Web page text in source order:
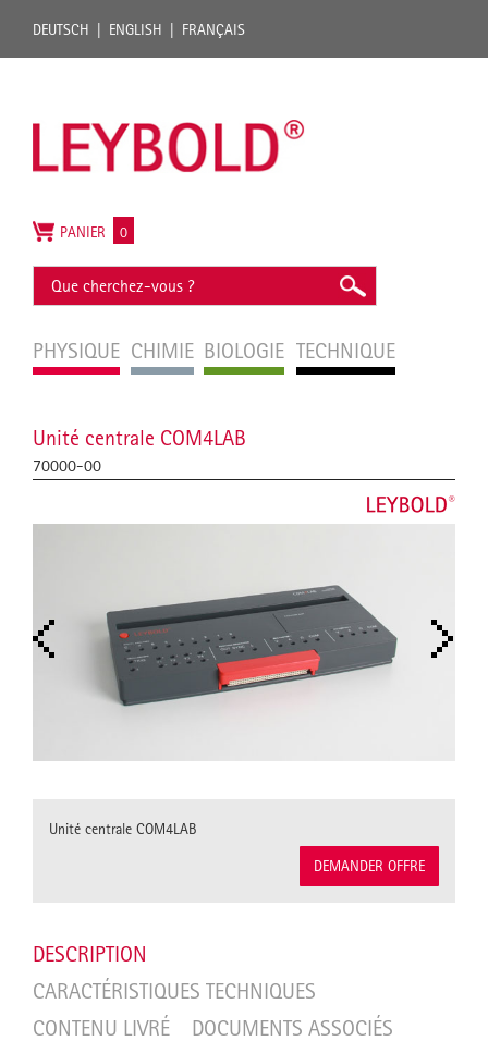
DEUTSCH ENGLISH FRANÇAIS
PHYSIQUE CHIMIE BIOLOGIE TECHNIQUE
PANIER 0
Unité centrale COM4LAB
70000-00
Unité centrale COM4LAB
DEMANDER OFFRE
DESCRIPTION
CARACTÉRISTIQUES TECHNIQUES
CONTENU LIVRÉ
DOCUMENTS ASSOCIÉS